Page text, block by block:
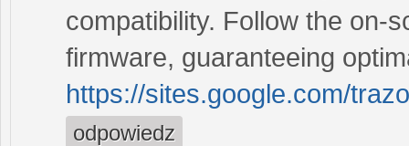
compatibility. Follow the on-
firmware, guaranteeing
https://sites.google.com/
odpowiedz